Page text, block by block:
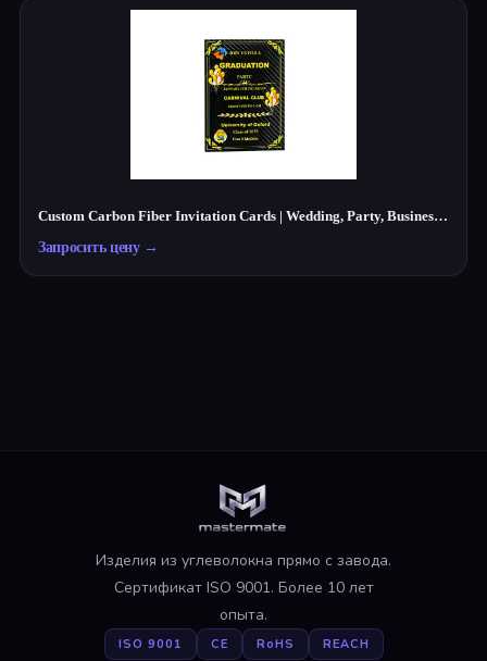
Custom Carbon Fiber Invitation Cards | Wedding, Party, Business Cards Manufacturer
Запросить цену→
Изделия из углеволокна прямо с завода.
Сертификат ISO 9001. Более 10 лет
опыта.
ISO 9001 CE RoHS REACH